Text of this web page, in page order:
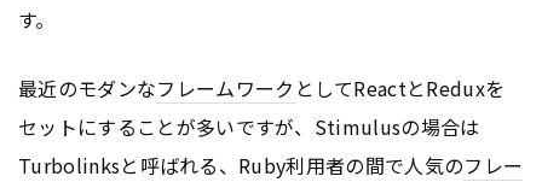
す。
最近のモダンなフレームワーク としてReactとReduxを
セットにすることが多いですが、Stimulusの場合は
Turbolinksと呼ばれる、Ruby利用者の間で人気のフレー